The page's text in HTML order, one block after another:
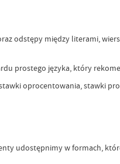
odstępy między literami,
prostego języka, który
oprocentowania, stawki
udostępnimy w formach,